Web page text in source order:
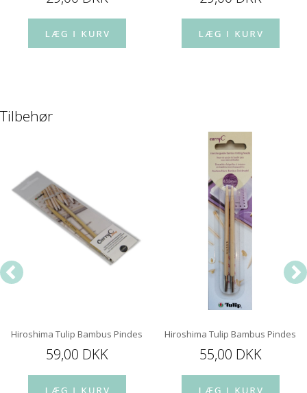
Tilbehør
Hiroshima Tulip Bambus Pindespids 12 cm
59,00 DKK
Hiroshima Tulip Bambus
55,00 DKK